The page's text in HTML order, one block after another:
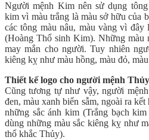
Người mệnh Kim nên sử dụng
kim vì màu trắng là màu sở hữu của
các tông màu nâu, màu vàng vì đây
(Hoàng Thổ sinh Kim). Những màu
may mắn cho người. Tuy nhiên
kiêng kỵ như màu hồng, màu đỏ,
Thiết kế logo cho người mệnh Thủy
Cũng tương tự như vậy, người
đen, màu xanh biển sẫm, ngoài ra
những sắc ánh kim (Trắng bạch
dùng những màu sắc kiêng kỵ như
thổ khắc Thủy).